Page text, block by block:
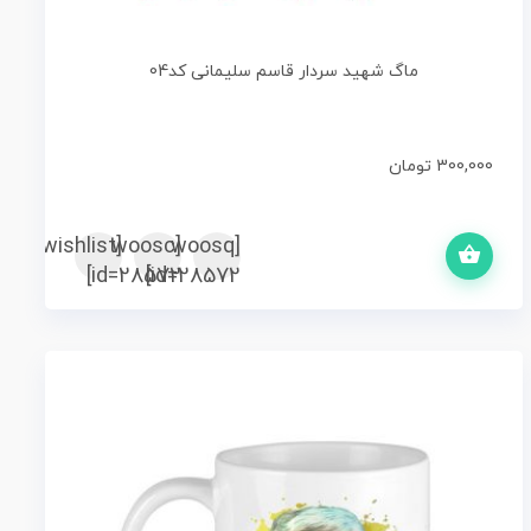
ماگ شهید سردار قاسم سلیمانی کد04
300,000 تومان
[yith_wcwl_add_to_wishlist]
[woosc
id=28572]
[woosq
id=28572]